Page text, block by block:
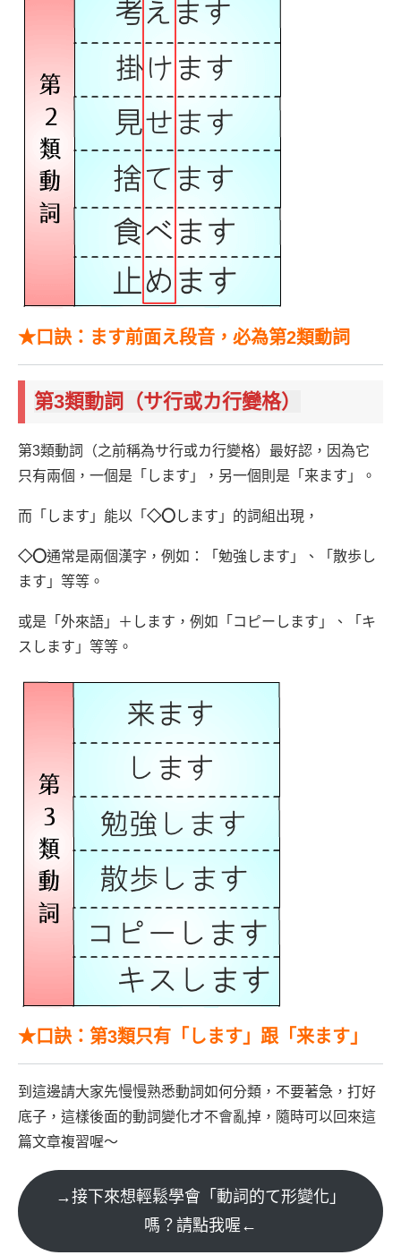
★口訣：ます前面え段音，必為第2類動詞
第3類動詞（サ行或カ行變格）
第3類動詞（之前稱為サ行或カ行變格）最好認，因為它
只有兩個，一個是「します」，另一個則是「来ます」。
而「します」能以「 ◇〇します」的詞組出現，
◇〇通常是兩個漢字，例如：「勉強します」、「散歩し
ます」等等。
或是「外來語」＋します，例如「コピーします」、「キ
スします」等等。
★口訣：第3類只有「します」跟「来ます」
到這邊請大家先慢慢熟悉動詞如何分類，不要著急，打好
底子，這樣後面的動詞變化才不會亂掉，隨時可以回來這
篇文章複習喔～
→接下來想輕鬆學會「動詞的て形變化」
嗎？請點我喔←